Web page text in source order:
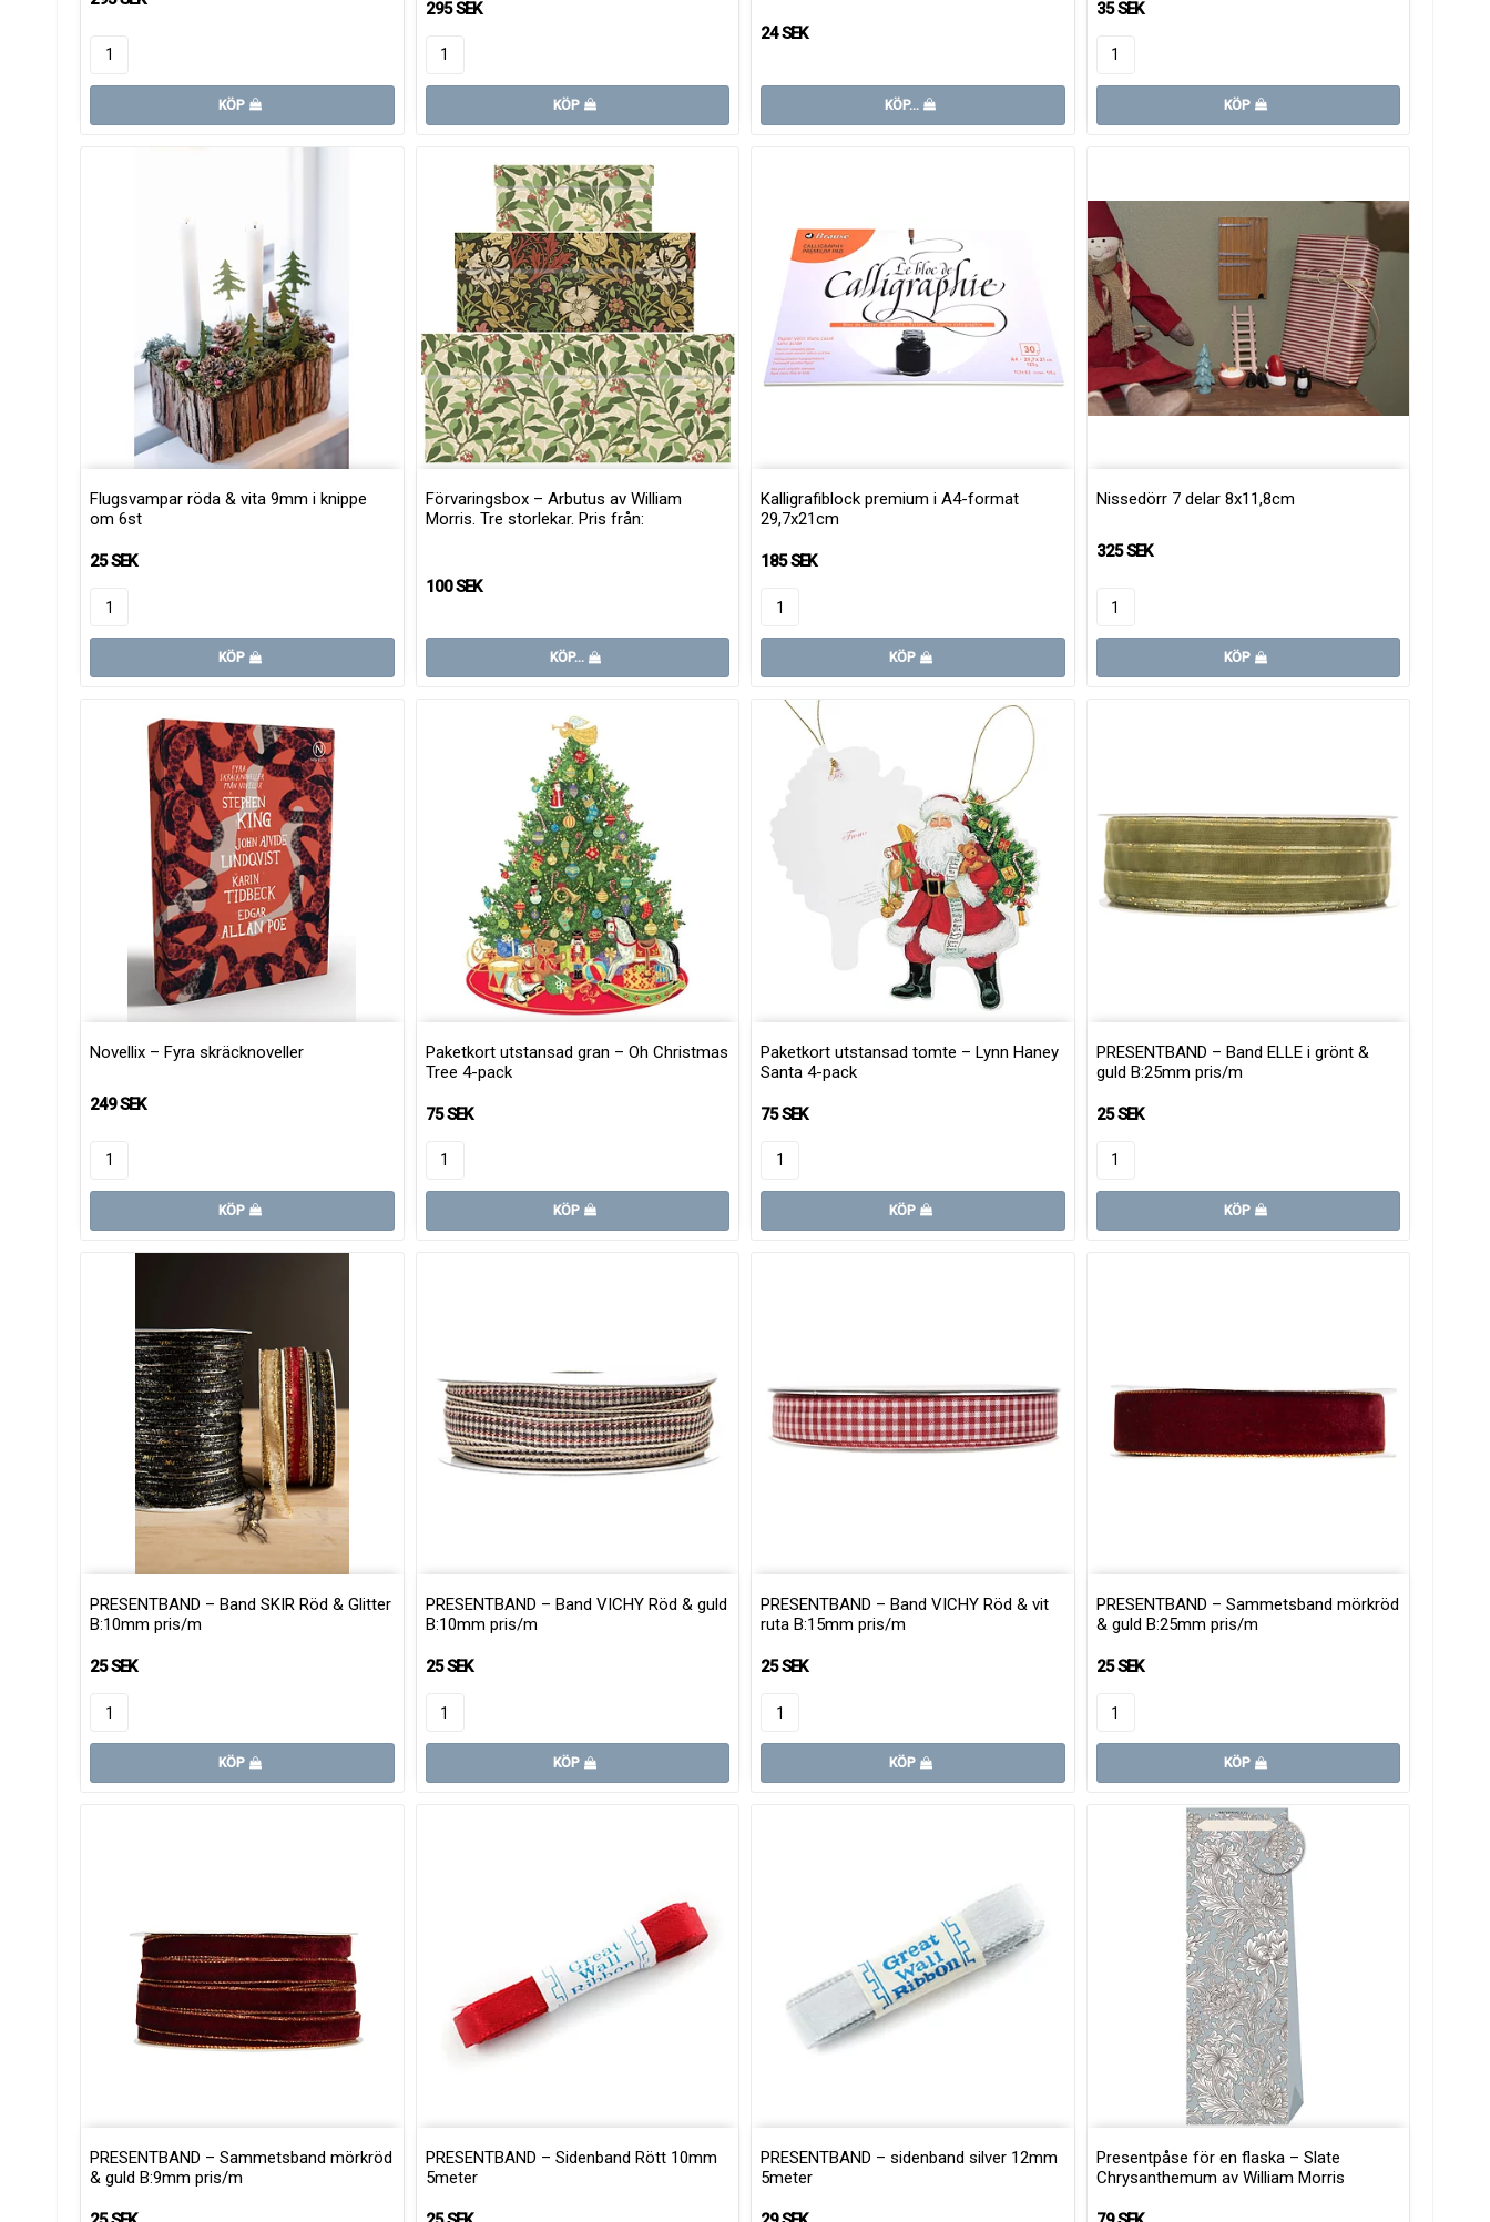
KÖP
295 SEK
KÖP
24 SEK
KÖP…
35 SEK
KÖP
Flugsvampar röda & vita 9mm i knippe
om 6st
25 SEK
KÖP
Förvaringsbox – Arbutus av William
Morris. Tre storlekar. Pris från:
100 SEK
KÖP…
Kalligrafiblock premium i A4-format
29,7x21cm
185 SEK
KÖP
Nissedörr 7 delar 8x11,8cm
325 SEK
KÖP
Novellix – Fyra skräcknoveller
249 SEK
KÖP
Paketkort utstansad gran – Oh Christmas
Tree 4-pack
75 SEK
KÖP
Paketkort utstansad tomte – Lynn Haney
Santa 4-pack
75 SEK
KÖP
PRESENTBAND – Band ELLE i grönt &
guld B:25mm pris/m
25 SEK
KÖP
PRESENTBAND – Band SKIR Röd & Glitter
B:10mm pris/m
25 SEK
KÖP
PRESENTBAND – Band VICHY Röd & guld
B:10mm pris/m
25 SEK
KÖP
PRESENTBAND – Band VICHY Röd & vit
ruta B:15mm pris/m
25 SEK
KÖP
PRESENTBAND – Sammetsband mörkröd
& guld B:25mm pris/m
25 SEK
KÖP
PRESENTBAND – Sammetsband mörkröd
& guld B:9mm pris/m
PRESENTBAND – Sidenband Rött 10mm
5meter
PRESENTBAND – sidenband silver 12mm
5meter
Presentpåse för en flaska – Slate
Chrysanthemum av William Morris